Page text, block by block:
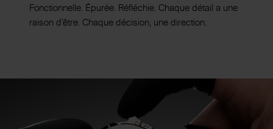
Fonctionnelle. Épurée. Réfléchie. Chaque détail a une
raison d’être. Chaque décision, une direction.